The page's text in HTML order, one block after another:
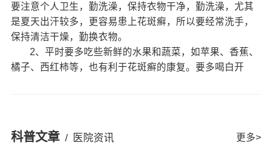
要注意个人卫生，勤洗澡，保持衣物干净，勤洗澡，尤其
是夏天出汗较多，更容易患上花斑癣，所以要经常洗手，
保持清洁干燥，勤换衣物。
2、平时要多吃些新鲜的水果和蔬菜，如苹果、香蕉、
橘子、西红柿等，也有利于花斑癣的康复。要多喝白开
复是非常有利的。平时要多运动，增强自身的抵抗力，要
养成好的生活习惯，不要吸烟，不要酗酒，不要吃过于辛
科普文章 / 医院资讯 更多>